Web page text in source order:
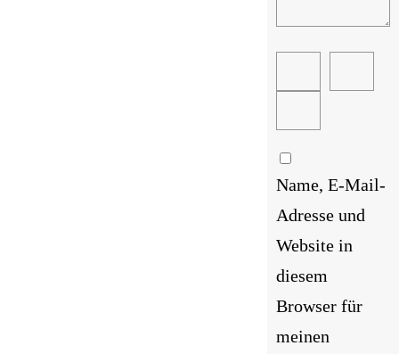
Name, E-Mail-
Adresse und
Website in
diesem
Browser für
meinen